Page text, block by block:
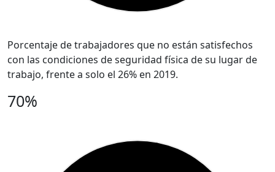
Porcentaje de trabajadores que no están satisfechos
con las condiciones de seguridad física de su lugar de
trabajo, frente a solo el 26% en 2019.
70%